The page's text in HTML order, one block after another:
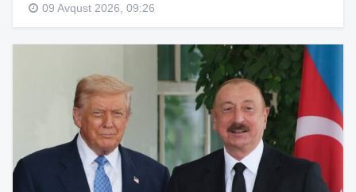
09 Avqust 2026, 09:26